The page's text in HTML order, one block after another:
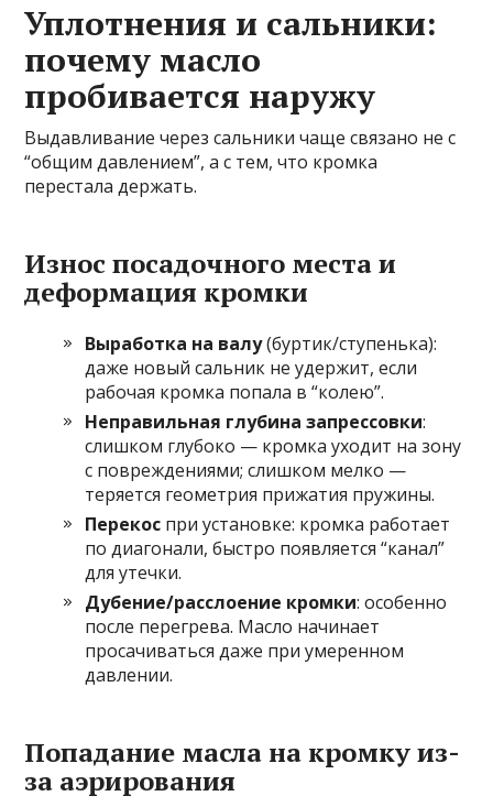
Уплотнения и сальники:
почему масло
пробивается наружу
Выдавливание через сальники чаще связано не с
“общим давлением”, а с тем, что кромка
перестала держать.
Износ посадочного места и
деформация кромки
Выработка на валу(буртик/ступенька):
даже новый сальник не удержит, если
рабочая кромка попала в “колею”.
Неправильная глубина запрессовки:
слишком глубоко — кромка уходит на зону
с повреждениями; слишком мелко —
теряется геометрия прижатия пружины.
Перекос при установке: кромка работает
по диагонали, быстро появляется “канал”
для утечки.
Дубение/расслоение кромки: особенно
после перегрева. Масло начинает
просачиваться даже при умеренном
давлении.
Попадание масла на кромку из-
за аэрирования